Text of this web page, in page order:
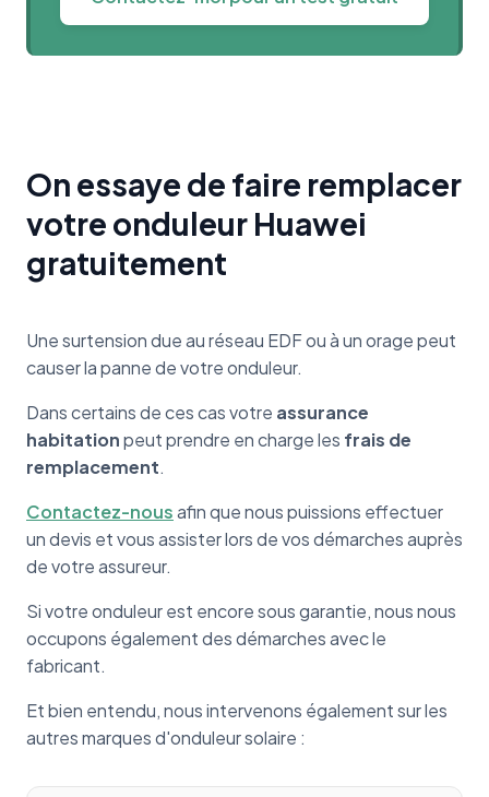
On essaye de faire remplacer
votre onduleur Huawei
gratuitement
Une surtension due au réseau EDF ou à un orage peut
causer la panne de votre onduleur.
Dans certains de ces cas votre assurance
habitationpeut prendre en charge les frais de
remplacement.
Contactez-nousafin que nous puissions effectuer
un devis et vous assister lors de vos démarches auprès
de votre assureur.
Si votre onduleur est encore sous garantie, nous nous
occupons également des démarches avec le
fabricant.
Et bien entendu, nous intervenons également sur les
autres marques d'onduleur solaire :